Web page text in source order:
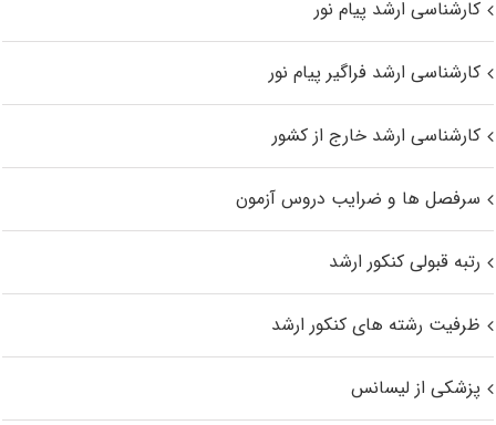
کارشناسی ارشد پیام نور
کارشناسی ارشد فراگیر پیام نور
کارشناسی ارشد خارج از کشور
سرفصل ها و ضرایب دروس آزمون
رتبه قبولی کنکور ارشد
ظرفیت رشته های کنکور ارشد
پزشکی از لیسانس